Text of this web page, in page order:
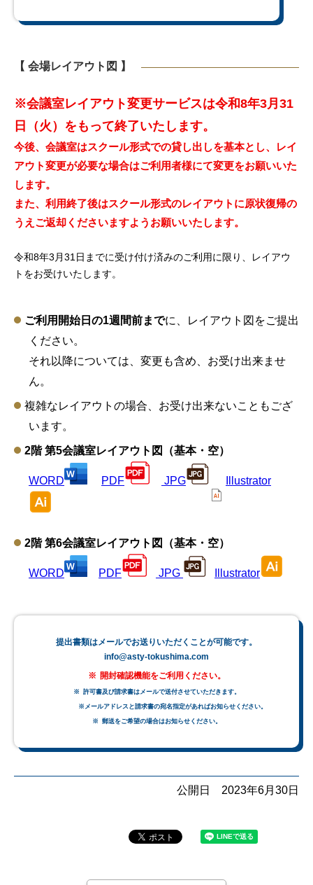
【 会場レイアウト図 】
※会議室レイアウト変更サービスは令和8年3月31
日（火）をもって終了いたします。
今後、会議室はスクール形式での貸し出しを基本とし、レイ
アウト変更が必要な場合はご利用者様にて変更をお願いいた
します。
また、利用終了後はスクール形式のレイアウトに原状復帰の
うえご返却くださいますようお願いいたします。
令和8年3月31日までに受け付け済みのご利用に限り、レイアウ
トをお受けいたします。
ご利用開始日の1週間前までに、レイアウト図をご提出
ください。
それ以降については、変更も含め、お受け出来ませ
ん。
複雑なレイアウトの場合、お受け出来ないこともござ
います。
2階 第5会議室レイアウト図（基本・空）
WORD PDF JPG Illustrator
2階 第6会議室レイアウト図（基本・空）
WORD PDF JPG Illustrator
提出書類はメールでお送りいただくことが可能です。
info@asty-tokushima.com
開封確認機能をご利用ください。
許可書及び請求書はメールで送付させていただきます。
※メールアドレスと請求書の宛名指定があればお知らせください。
郵送をご希望の場合はお知らせください。
公開日 2023年6月30日